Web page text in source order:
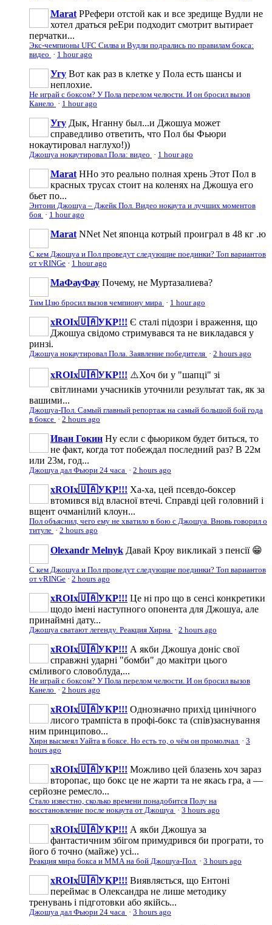
Marat РРефери отстой как и все зредище Вудли не
хотел драться реЕри подходит смотрит вытирает
перчатки...
Экс-чемпионы UFC Силва и Вудли подрались по правилам бокса:
видео · 1 hour ago
Угу Вот как раз в клетке у Пола есть шансы и
неплохие.
Не играй с боксом? У Пола перелом челюсти. И он бросил вызов
Канело · 1 hour ago
Угу Дык, Нганну был...и Джошуа может
справедливо ответить, что Пол бы Фьюри
нокаутировал наглухо!))
Джошуа нокаутировал Пола: видео · 1 hour ago
Marat ННо это реально полная хрень Этот Пол в
красных трусах стоит на коленях на Джошуа его
бьет по...
Энтони Джошуа – Джейк Пол. Видео нокаута и лучших моментов
боя · 1 hour ago
Marat NNet Net японца котрый проиграл в 48 кг .ю
С кем Джошуа и Пол проведут следующие поединки? Топ вариантов
от vRINGe · 1 hour ago
МаФауФау Почему, не Муртазалиева?
Тим Цзю бросил вызов чемпиону мира · 1 hour ago
xROIx🇺🇦УКР!!! Є сталі підозри і враження, що
Джошуа свідомо стримувався та не викладався у
ринзі.
Джошуа нокаутировал Пола. Заявление победителя · 2 hours ago
xROIx🇺🇦УКР!!! ⚠️Хоч би у "шапці" зі
світлинами учасників уточнили результат так, як за
вашими...
Джошуа-Пол. Самый главный репортаж на самый большой бой года
в боксе · 2 hours ago
Иван Гокин Ну если с фьюриком будет биться, то
не факт, когда тот побеждал последний раз? В 22м
или 23м, год...
Джошуа дал Фьюри 24 часа · 2 hours ago
xROIx🇺🇦УКР!!! Ха-ха, цей псевдо-боксер
втомився від власної втечі. Справді цей головний і
вщент очманілий клоун...
Пол объяснил, чего ему не хватило в бою с Джошуа. Вновь говорил о
титуле · 2 hours ago
Olexandr Melnyk Давай Кроу викликай з пенсії 😁
С кем Джошуа и Пол проведут следующие поединки? Топ вариантов
от vRINGe · 2 hours ago
xROIx🇺🇦УКР!!! Це ні про що в сенсі конкретики
щодо імені наступного опонента для Джошуа, але
принаймні дату...
Джошуа сватают легенду. Реакция Хирна · 2 hours ago
xROIx🇺🇦УКР!!! А якби Джошуа доніс свої
справжні ударні "бомби" до макітри цього
сміливого словоблуда,...
Не играй с боксом? У Пола перелом челюсти. И он бросил вызов
Канело · 2 hours ago
xROIx🇺🇦УКР!!! Однозначно прихід цинічного
лисого трампіста в профі-бокс та (спів)заснування
ним принципово...
Хирн высмеял Уайта в боксе. Но есть то, о чём он промолчал · 3
hours ago
xROIx🇺🇦УКР!!! Можливо цей блазень хоч зараз
второпає, що бокс це не жарти та не якась гра, а —
серйозне ремесло...
Стало известно, сколько времени понадобится Полу на
восстановление после нокаута от Джошуа · 3 hours ago
xROIx🇺🇦УКР!!! А якби Джошуа за
фантастичним збігом примудрився би програти, то
його б точно (майже) усі...
Реакция мира бокса и ММА на бой Джошуа-Пол · 3 hours ago
xROIx🇺🇦УКР!!! Виявляється, що Ентоні
переймає в Олександра не лише методику
тренувань і підготовки або якійсь...
Джошуа дал Фьюри 24 часа · 3 hours ago